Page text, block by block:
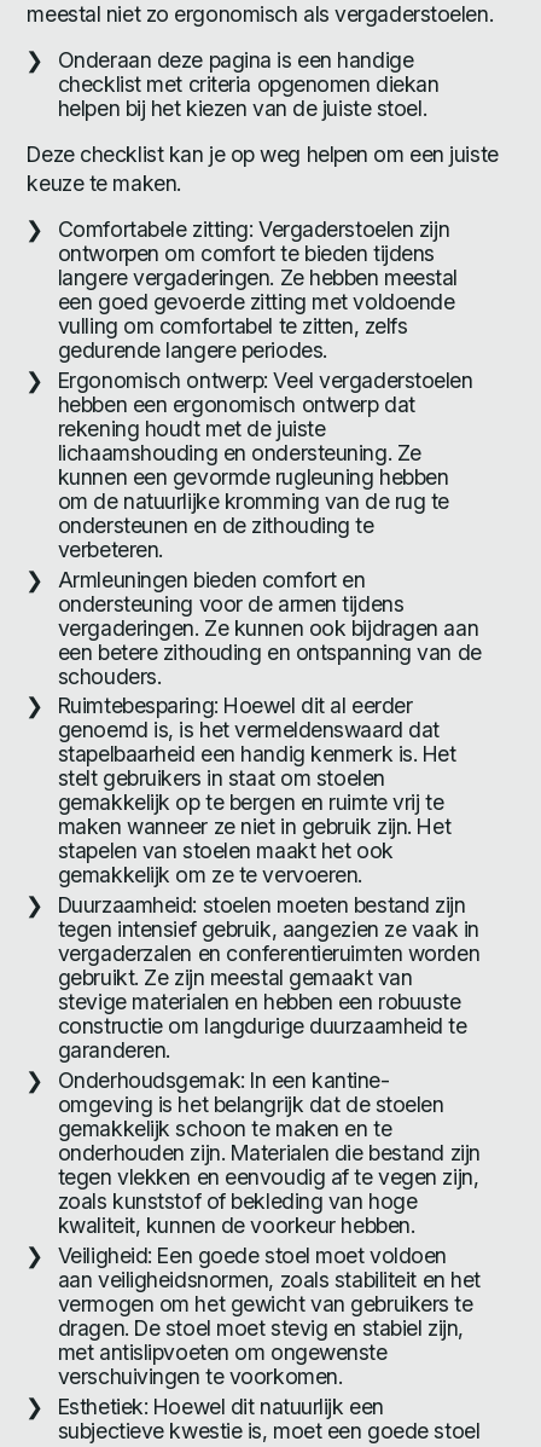
meestal niet zo ergonomisch als vergaderstoelen.
Onderaan deze pagina is een handige
checklist met criteria opgenomen diekan
helpen bij het kiezen van de juiste stoel.
Deze checklist kan je op weg helpen om een juiste
keuze te maken.
Comfortabele zitting: Vergaderstoelen zijn
ontworpen om comfort te bieden tijdens
langere vergaderingen. Ze hebben meestal
een goed gevoerde zitting met voldoende
vulling om comfortabel te zitten, zelfs
gedurende langere periodes.
Ergonomisch ontwerp: Veel vergaderstoelen
hebben een ergonomisch ontwerp dat
rekening houdt met de juiste
lichaamshouding en ondersteuning. Ze
kunnen een gevormde rugleuning hebben
om de natuurlijke kromming van de rug te
ondersteunen en de zithouding te
verbeteren.
Armleuningen bieden comfort en
ondersteuning voor de armen tijdens
vergaderingen. Ze kunnen ook bijdragen aan
een betere zithouding en ontspanning van de
schouders.
Ruimtebesparing: Hoewel dit al eerder
genoemd is, is het vermeldenswaard dat
stapelbaarheid een handig kenmerk is. Het
stelt gebruikers in staat om stoelen
gemakkelijk op te bergen en ruimte vrij te
maken wanneer ze niet in gebruik zijn. Het
stapelen van stoelen maakt het ook
gemakkelijk om ze te vervoeren.
Duurzaamheid: stoelen moeten bestand zijn
tegen intensief gebruik, aangezien ze vaak in
vergaderzalen en conferentieruimten worden
gebruikt. Ze zijn meestal gemaakt van
stevige materialen en hebben een robuuste
constructie om langdurige duurzaamheid te
garanderen.
Onderhoudsgemak: In een kantine-
omgeving is het belangrijk dat de stoelen
gemakkelijk schoon te maken en te
onderhouden zijn. Materialen die bestand zijn
tegen vlekken en eenvoudig af te vegen zijn,
zoals kunststof of bekleding van hoge
kwaliteit, kunnen de voorkeur hebben.
Veiligheid: Een goede stoel moet voldoen
aan veiligheidsnormen, zoals stabiliteit en het
vermogen om het gewicht van gebruikers te
dragen. De stoel moet stevig en stabiel zijn,
met antislipvoeten om ongewenste
verschuivingen te voorkomen.
Esthetiek: Hoewel dit natuurlijk een
subjectieve kwestie is, moet een goede stoel